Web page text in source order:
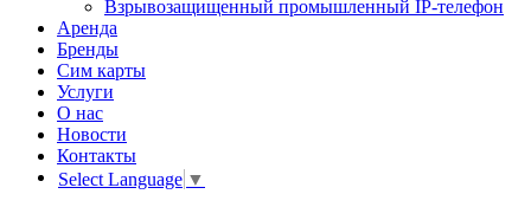
Взрывозащищенный промышленный IP-телефон
Аренда
Бренды
Сим карты
Услуги
О нас
Новости
Контакты
Select Language ▼